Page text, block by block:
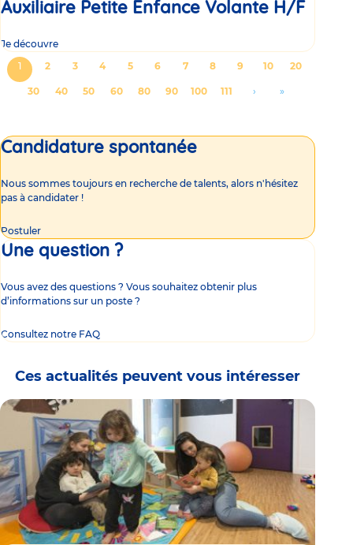
Auxiliaire Petite Enfance Volante H/F
Je découvre
Pagination
Page
courante
1 Page
2 Page
3 Page
4 Page
5 Page
6 Page
7 Page
8 Page
9 Page
10 Page
20
Page
30 Page
40 Page
50 Page
60 Page
80 Page
90 Page
100 Page
111
Aller
›
Aller
dernière
»
Candidature spontanée
Nous sommes toujours en recherche de talents, alors n'hésitez
pas à candidater !
Postuler
Une question ?
Vous avez des questions ? Vous souhaitez obtenir plus
d’informations sur un poste ?
Consultez notre FAQ
Ces actualités peuvent vous intéresser